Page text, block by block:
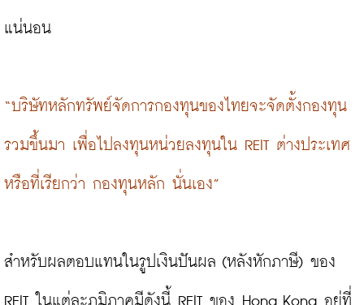
แน่นอน
“บริษัทหลักทรัพย์จัดการกองทุนของไทยจะจัดตั้งกองทุน
รวมขึ้นมา เพื่อไปลงทุนหน่วยลงทุนใน REIT ต่างประเทศ
หรือที่เรียกว่า กองทุนหลัก นั่นเอง”
สำหรับผลตอบแทนในรูปเงินปันผล (หลังหักภาษี) ของ
REIT ในแต่ละภูมิภาคมีดังนี้ REIT ของ Hong Kong อยู่ที่